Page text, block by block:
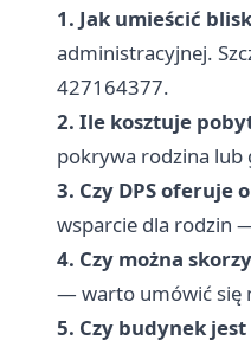
1. Jak umieścić
administracyjnej.
427164377.
2. Ile kosztuje
pokrywa rodzina lub
3. Czy DPS oferuje
wsparcie dla rodzin
4. Czy można
— warto umówić się
5. Czy budynek